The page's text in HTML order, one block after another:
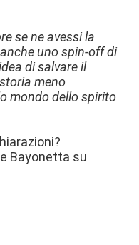
se ne avessi la
uno spin-off di
di salvare il
meno
mondo dello spirito
Bayonetta su